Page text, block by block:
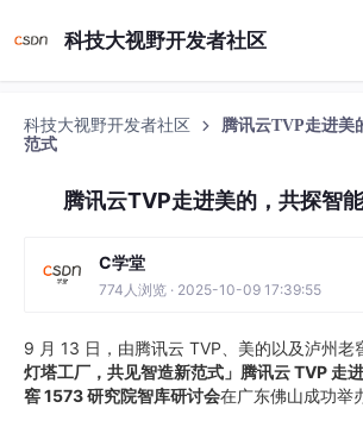
科技大视野开发者社区
科技大视野开发者社区
腾讯云TVP走进美
范式
腾讯云TVP走进美的，共探智
C学堂
774人浏览 · 2025-10-09 17:39:55
9 月 13 日，由腾讯云 TVP、美的以及泸州老
灯塔工厂，共见智造新范式」腾讯云 TVP 走
窖 1573 研究院智库研讨会在广东佛山成功举